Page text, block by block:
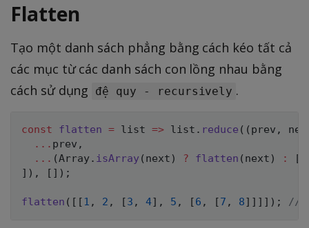
Flatten
Tạo một danh sách phẳng bằng cách kéo tất cả
các mục từ các danh sách con lồng nhau bằng
cách sử dụng
đệ quy - recursively .
const flatten = list => list . reduce ( ( prev ,
... prev ,
... (Array. isArray ( next ) ? flatten ( next ) : [
] ) , [ ] ) ;
flatten ( [ [ 1 , 2 , [3 , 4] , 5 , [6 , [7 , 8] ] ] ] ) ; //